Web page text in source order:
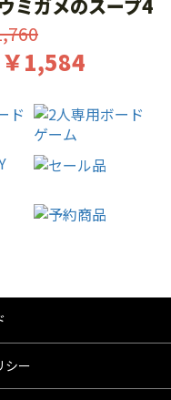
ミガメのスープ4
1,584
シー